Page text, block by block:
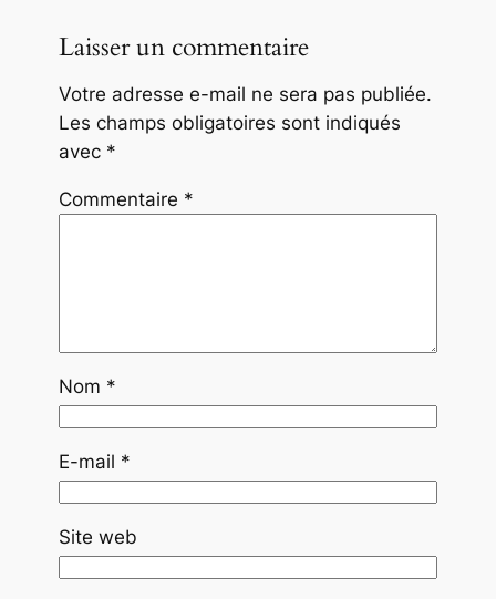
Laisser un commentaire
Votre adresse e-mail ne sera pas publiée.
Les champs obligatoires sont indiqués
avec *
Commentaire *
Nom *
E-mail *
Site web